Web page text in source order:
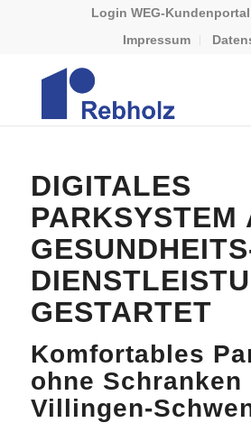
Login WEG-Kundenportal
Impressum
DIGITALES
PARKSYSTEM
GESTARTET
Komfortables
ohne Schranken
Villingen-